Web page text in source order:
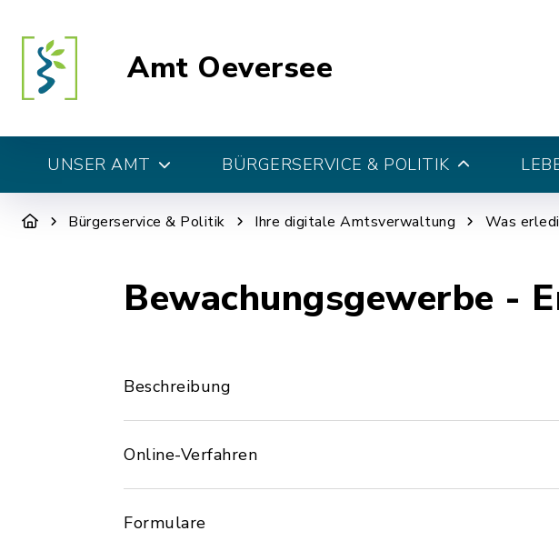
Amt Oeversee
UNSER AMT BÜRGERSERVICE & POLITIK
Bürgerservice & Politik Ihre digitale Amtsverwaltung Was
Bewachungsgewerbe -
Beschreibung
Online-Verfahren
Formulare